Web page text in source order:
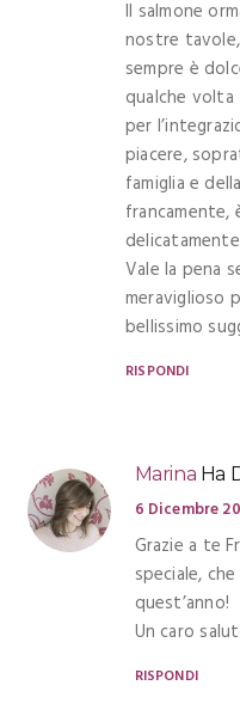
Il salmone
nostre
sempre è
qualche
per
piacere,
famiglia e
Vale la pena
meraviglioso
bellissimo
RISPONDI
Marina Ha
6 Dicembre
Grazie a te
speciale,
quest’anno!
Un caro
RISPONDI